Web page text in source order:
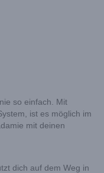
so einfach. Mit
ist es möglich im
mit deinen
dich auf dem Weg in